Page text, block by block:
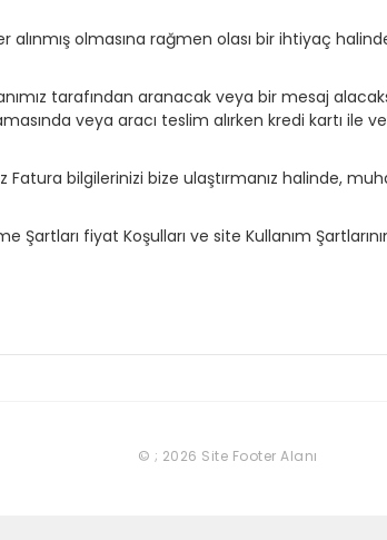
alınmış olmasına rağmen olası bir ihtiyaç
tarafından aranacak veya bir mesaj
veya aracı teslim alırken kredi kartı ile
bilgilerinizi bize ulaştırmanız halinde,
fiyat Koşulları ve site Kullanım
© ; 2026 Site Footer Alanı